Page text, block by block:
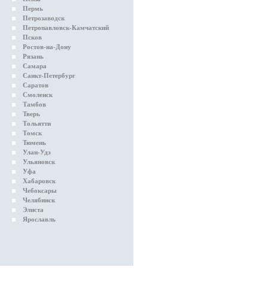
Пермь
Петрозаводск
Петропавловск-Камчатский
Псков
Ростов-на-Дону
Рязань
Самара
Санкт-Петербург
Саратов
Смоленск
Тамбов
Тверь
Тольятти
Томск
Тюмень
Улан-Удэ
Ульяновск
Уфа
Хабаровск
Чебоксары
Челябинск
Элиста
Ярославль